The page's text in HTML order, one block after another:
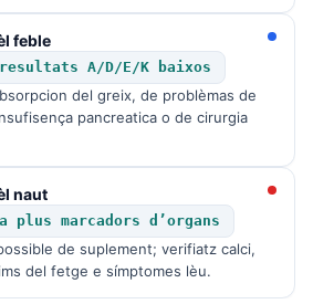
feble
A/D/E/K baixos
del greix, de problèmas de
pancreatica o de cirurgia
naut
plus marcadors d’organs
de suplement; verifiatz calci,
del fetge e símptomes lèu.